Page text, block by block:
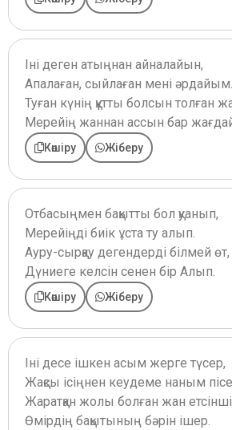
Іні деген атыңнан айналайын,
Апалаған, сыйлаған мені әрдайым.
Туған күнің құтты болсын толған
Мерейің жаннан ассын бар
Көшіру Жіберу
Отбасыңмен бақытты бол қуанып,
Мерейіңді биік ұста ту алып.
Ауру-сырқау дегендерді білмей өт,
Дүниеге келсін сенен бір Алып.
Көшіру Жіберу
Іні десе ішкен асым жерге түсер,
Жақсы ісіңнен кеудеме наным
Жаратқан жолы болған жан
Өмірдің бақытының бәрін ішер.